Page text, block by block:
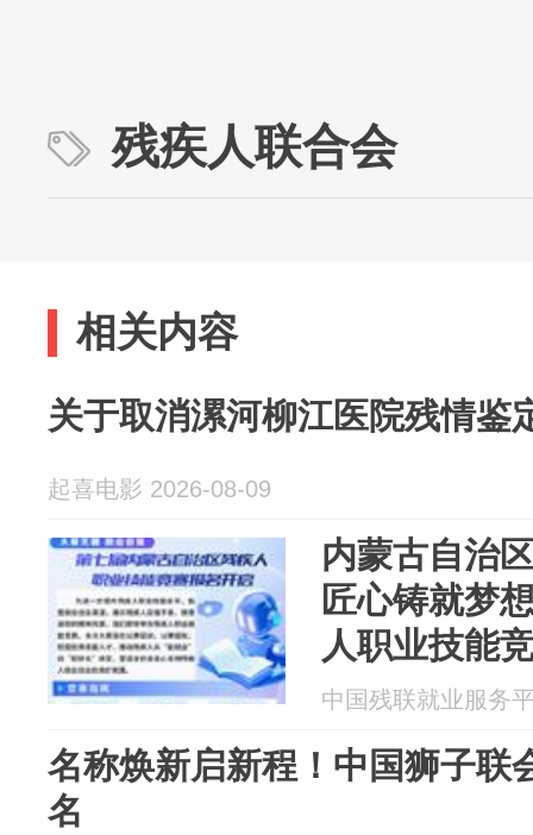
残疾人联合会
相关内容
关于取消漯河柳江医院残情鉴
起喜电影 2026-08-09
内蒙古自治
匠心铸就梦
人职业技能
中国残联就业服务
名称焕新启新程！中国狮子联
名